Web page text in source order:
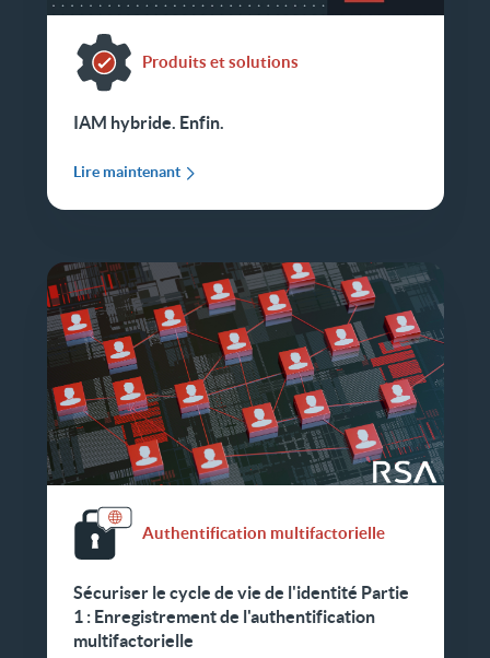
Produits et solutions
IAM hybride. Enfin.
Lire maintenant
Authentification multifactorielle
Sécuriser le cycle de vie de l'identité Partie
1 : Enregistrement de l'authentification
multifactorielle